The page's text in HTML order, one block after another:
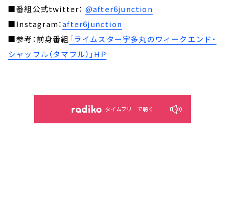
■番組公式twitter： @after6junction
■Instagram：after6junction
■参考：前身番組 「ライムスター宇多丸のウィークエンド・
シャッフル（タマフル）」HP
タイムフリーで聴く